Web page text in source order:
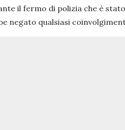
il fermo di polizia che è
negato qualsiasi